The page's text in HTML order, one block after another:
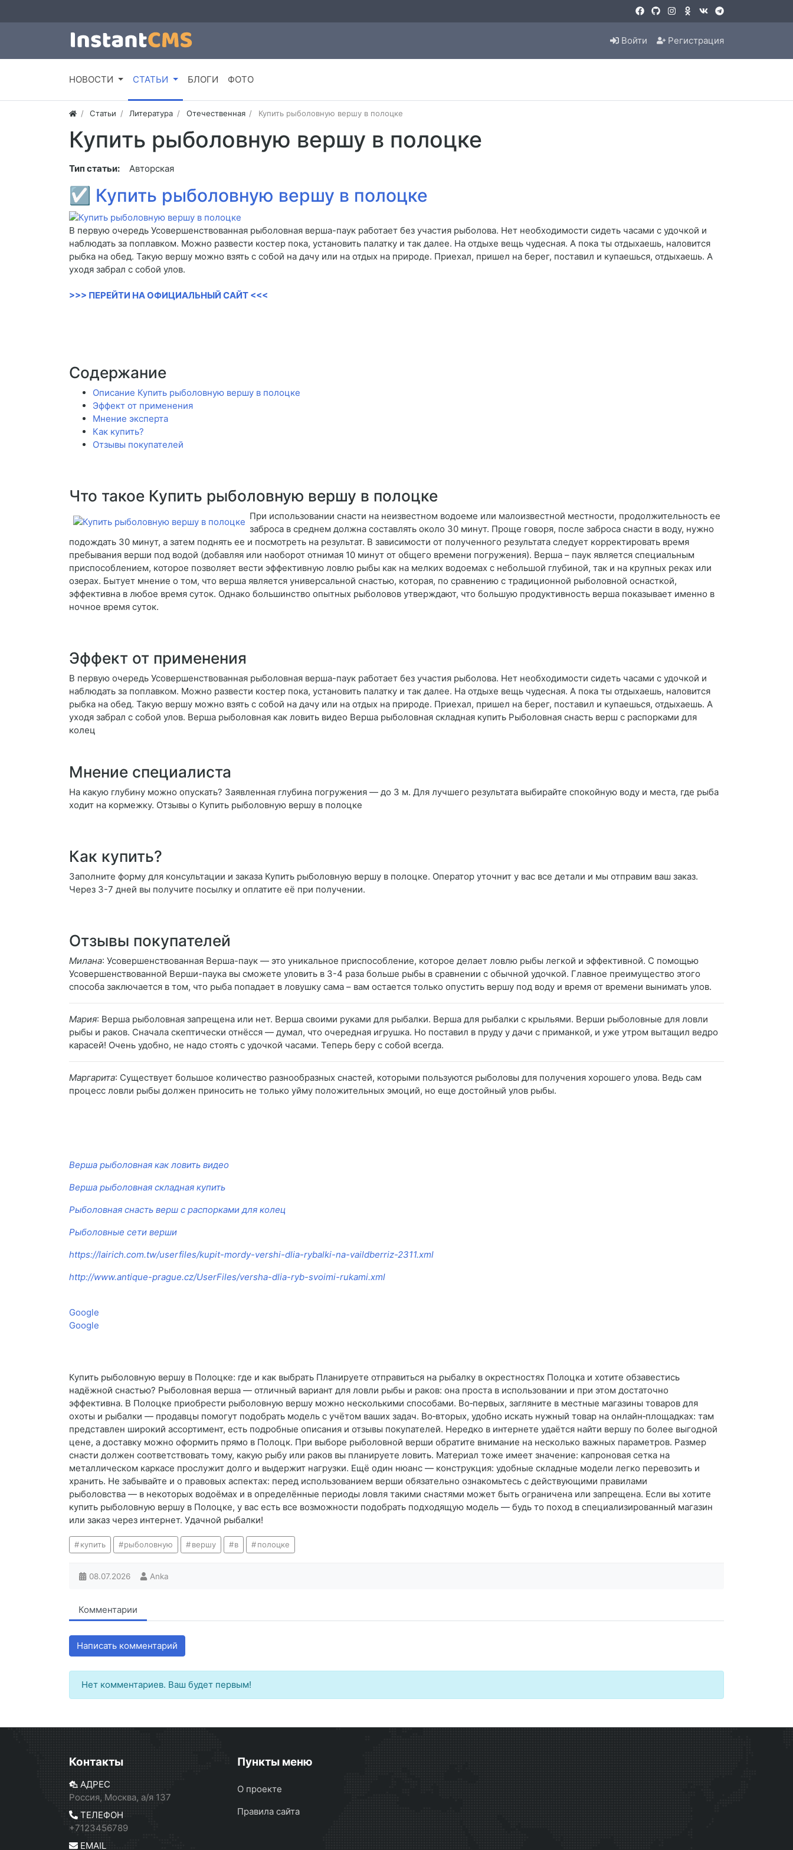
Войти Регистрация
НОВОСТИ СТАТЬИ БЛОГИ ФОТО
Статьи Литература Отечественная Купить рыболовную вершу в полоцке
Купить рыболовную вершу в полоцке
Тип статьи: Авторская
☑ Купить рыболовную вершу в полоцке
В первую очередь Усовершенствованная рыболовная верша-паук работает без участия рыболова. Нет необходимости сидеть часами с удочкой и
наблюдать за поплавком. Можно развести костер пока, установить палатку и так далее. На отдыхе вещь чудесная. А пока ты отдыхаешь, наловится
рыбка на обед. Такую вершу можно взять с собой на дачу или на отдых на природе. Приехал, пришел на берег, поставил и купаешься, отдыхаешь. А
уходя забрал с собой улов.
>>> ПЕРЕЙТИ НА ОФИЦИАЛЬНЫЙ САЙТ <<<
Содержание
Описание Купить рыболовную вершу в полоцке
Эффект от применения
Мнение эксперта
Как купить?
Отзывы покупателей
Что такое Купить рыболовную вершу в полоцке
При использовании снасти на неизвестном водоеме или малоизвестной местности, продолжительность ее
заброса в среднем должна составлять около 30 минут. Проще говоря, после заброса снасти в воду, нужно
подождать 30 минут, а затем поднять ее и посмотреть на результат. В зависимости от полученного результата следует корректировать время
пребывания верши под водой (добавляя или наоборот отнимая 10 минут от общего времени погружения). Верша – паук является специальным
приспособлением, которое позволяет вести эффективную ловлю рыбы как на мелких водоемах с небольшой глубиной, так и на крупных реках или
озерах. Бытует мнение о том, что верша является универсальной снастью, которая, по сравнению с традиционной рыболовной оснасткой,
эффективна в любое время суток. Однако большинство опытных рыболовов утверждают, что большую продуктивность верша показывает именно в
ночное время суток.
Эффект от применения
В первую очередь Усовершенствованная рыболовная верша-паук работает без участия рыболова. Нет необходимости сидеть часами с удочкой и
наблюдать за поплавком. Можно развести костер пока, установить палатку и так далее. На отдыхе вещь чудесная. А пока ты отдыхаешь, наловится
рыбка на обед. Такую вершу можно взять с собой на дачу или на отдых на природе. Приехал, пришел на берег, поставил и купаешься, отдыхаешь. А
уходя забрал с собой улов. Верша рыболовная как ловить видео Верша рыболовная складная купить Рыболовная снасть верш с распорками для
колец
Мнение специалиста
На какую глубину можно опускать? Заявленная глубина погружения — до 3 м. Для лучшего результата выбирайте спокойную воду и места, где рыба
ходит на кормежку. Отзывы о Купить рыболовную вершу в полоцке
Как купить?
Заполните форму для консультации и заказа Купить рыболовную вершу в полоцке. Оператор уточнит у вас все детали и мы отправим ваш заказ.
Через 3-7 дней вы получите посылку и оплатите её при получении.
Отзывы покупателей
Милана: Усовершенствованная Верша-паук — это уникальное приспособление, которое делает ловлю рыбы легкой и эффективной. С помощью
Усовершенствованной Верши-паука вы сможете уловить в 3-4 раза больше рыбы в сравнении с обычной удочкой. Главное преимущество этого
способа заключается в том, что рыба попадает в ловушку сама – вам остается только опустить вершу под воду и время от времени вынимать улов.
Мария: Верша рыболовная запрещена или нет. Верша своими руками для рыбалки. Верша для рыбалки с крыльями. Верши рыболовные для ловли
рыбы и раков. Сначала скептически отнёсся — думал, что очередная игрушка. Но поставил в пруду у дачи с приманкой, и уже утром вытащил ведро
карасей! Очень удобно, не надо стоять с удочкой часами. Теперь беру с собой всегда.
Маргарита: Существует большое количество разнообразных снастей, которыми пользуются рыболовы для получения хорошего улова. Ведь сам
процесс ловли рыбы должен приносить не только уйму положительных эмоций, но еще достойный улов рыбы.
Верша рыболовная как ловить видео
Верша рыболовная складная купить
Рыболовная снасть верш с распорками для колец
Рыболовные сети верши
https://lairich.com.tw/userfiles/kupit-mordy-vershi-dlia-rybalki-na-vaildberriz-2311.xml
http://www.antique-prague.cz/UserFiles/versha-dlia-ryb-svoimi-rukami.xml
Google
Google
Купить рыболовную вершу в Полоцке: где и как выбрать Планируете отправиться на рыбалку в окрестностях Полоцка и хотите обзавестись
надёжной снастью? Рыболовная верша — отличный вариант для ловли рыбы и раков: она проста в использовании и при этом достаточно
эффективна. В Полоцке приобрести рыболовную вершу можно несколькими способами. Во‑первых, загляните в местные магазины товаров для
охоты и рыбалки — продавцы помогут подобрать модель с учётом ваших задач. Во‑вторых, удобно искать нужный товар на онлайн‑площадках: там
представлен широкий ассортимент, есть подробные описания и отзывы покупателей. Нередко в интернете удаётся найти вершу по более выгодной
цене, а доставку можно оформить прямо в Полоцк. При выборе рыболовной верши обратите внимание на несколько важных параметров. Размер
снасти должен соответствовать тому, какую рыбу или раков вы планируете ловить. Материал тоже имеет значение: капроновая сетка на
металлическом каркасе прослужит долго и выдержит нагрузки. Ещё один нюанс — конструкция: удобные складные модели легко перевозить и
хранить. Не забывайте и о правовых аспектах: перед использованием верши обязательно ознакомьтесь с действующими правилами
рыболовства — в некоторых водоёмах и в определённые периоды ловля такими снастями может быть ограничена или запрещена. Если вы хотите
купить рыболовную вершу в Полоцке, у вас есть все возможности подобрать подходящую модель — будь то поход в специализированный магазин
или заказ через интернет. Удачной рыбалки!
купить рыболовную вершу в полоцке
08.07.2026 Anka
Комментарии
Написать комментарий
Нет комментариев. Ваш будет первым!
Контакты
АДРЕС
Россия, Москва, а/я 137
ТЕЛЕФОН
+7123456789
EMAIL
Пункты меню
О проекте
Правила сайта